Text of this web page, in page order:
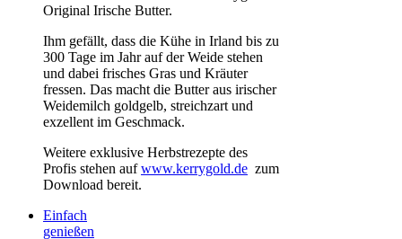
Original Irische Butter.
Ihm gefällt, dass die Kühe in Irland bis zu
300 Tage im Jahr auf der Weide stehen
und dabei frisches Gras und Kräuter
fressen. Das macht die Butter aus irischer
Weidemilch goldgelb, streichzart und
exzellent im Geschmack.
Weitere exklusive Herbstrezepte des
Profis stehen aufwww.kerrygold.de zum
Download bereit.
Einfach
genießen